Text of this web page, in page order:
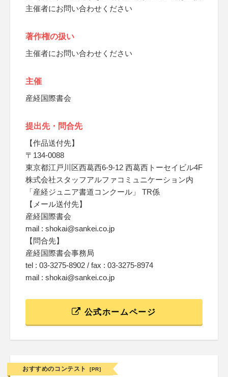
主催者にお問い合わせください
著作権の扱い
主催者にお問い合わせください
主催
産経国際書会
提出先・問合先
【作品送付先】
〒134-0088
東京都江戸川区西葛西6-9-12 西葛西トーセイビル4F
株式会社スタッフアルファコミュニケーション内
「産経ジュニア書道コンクール」 TR係
【メール送付先】
産経国際書会
mail : shokai@sankei.co.jp
【問合先】
産経国際書会事務局
tel : 03-3275-8902 / fax : 03-3275-8974
mail : shokai@sankei.co.jp
公式ホームページ
おすすめのコンテスト [PR]